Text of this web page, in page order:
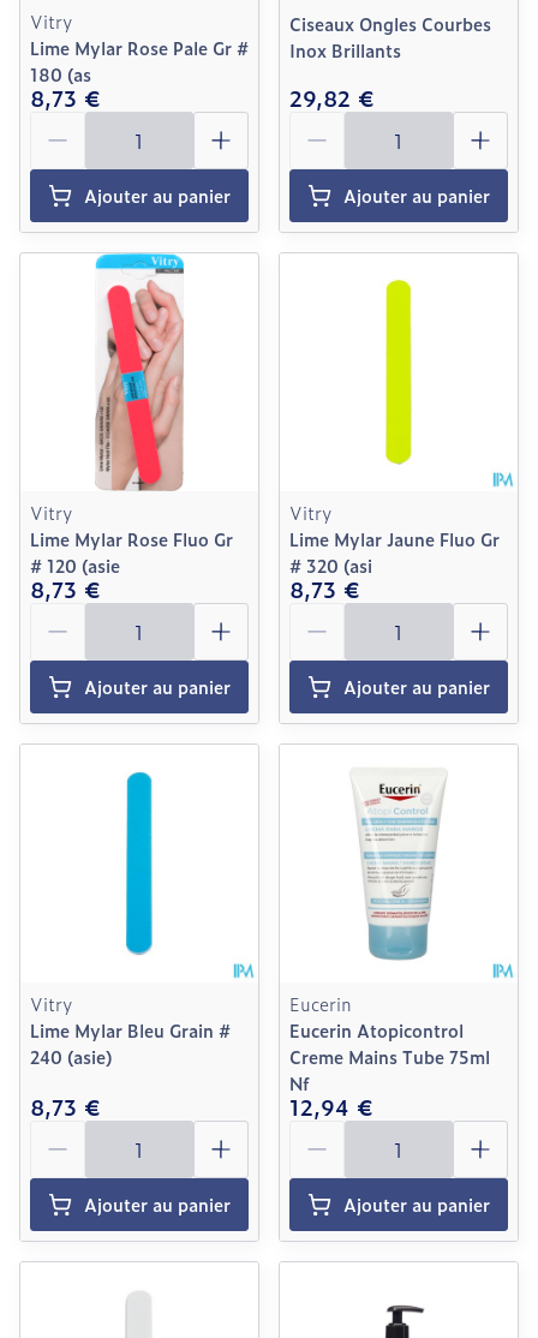
Vitry
Lime Mylar Rose Pale Gr #
180 (as
8,73 €
Quantité
Ajouter au panier
Ciseaux Ongles Courbes
Inox Brillants
29,82 €
Quantité
Ajouter au panier
Vitry
Lime Mylar Rose Fluo Gr
# 120 (asie
8,73 €
Quantité
Ajouter au panier
Vitry
Lime Mylar Jaune Fluo Gr
# 320 (asi
8,73 €
Quantité
Ajouter au panier
Vitry
Lime Mylar Bleu Grain #
240 (asie)
8,73 €
Quantité
Ajouter au panier
Eucerin
Eucerin Atopicontrol
Creme Mains Tube 75ml
Nf
12,94 €
Quantité
Ajouter au panier